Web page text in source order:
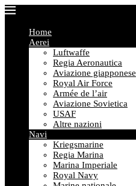
Home
Aerei
Luftwaffe
Regia Aeronautica
Aviazione giapponese
Royal Air Force
Armée de l’air
Aviazione Sovietica
USAF
Altre nazioni
Navi
Kriegsmarine
Regia Marina
Marina Imperiale
Royal Navy